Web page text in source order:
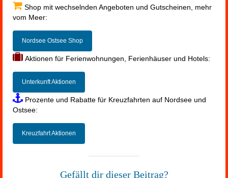
Shop mit wechselnden Angeboten und Gutscheinen, mehr
vom Meer:
Nordsee Ostsee Shop
Aktionen für Ferienwohnungen, Ferienhäuser und Hotels:
Unterkunft Aktionen
Prozente und Rabatte für Kreuzfahrten auf Nordsee und
Ostsee:
Kreuzfahrt Aktionen
Gefällt dir dieser Beitrag?